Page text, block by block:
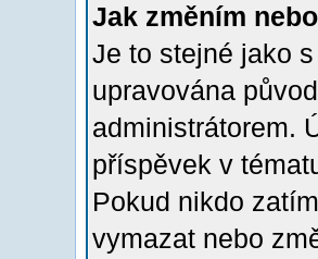
Jak změním
Je to stejné jako
upravována
administrátorem.
příspěvek v
Pokud nikdo
vymazat nebo